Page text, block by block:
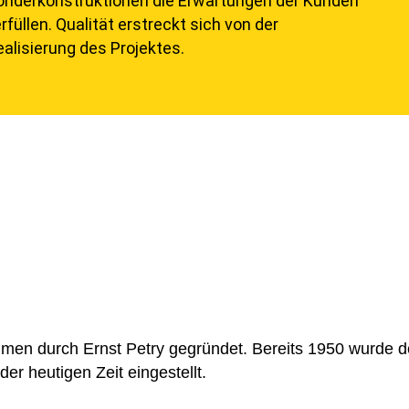
Qualität erstreckt sich von der
des Projektes.
durch Ernst Petry gegründet. Bereits 1950
heutigen Zeit eingestellt.